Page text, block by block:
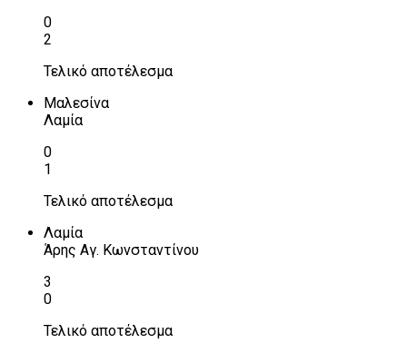
0
2
Τελικό αποτέλεσμα
Μαλεσίνα
Λαμία
0
1
Τελικό αποτέλεσμα
Λαμία
Άρης Αγ. Κωνσταντίνου
3
0
Τελικό αποτέλεσμα